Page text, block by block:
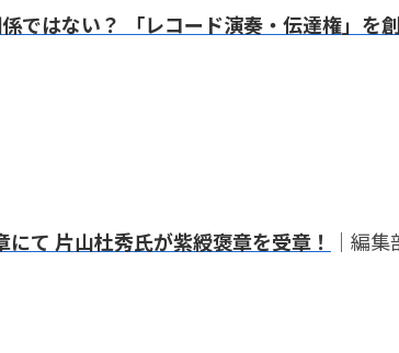
ではない？ 「レコード演奏・伝達権」を
て 片山杜秀氏が紫綬褒章を受章！
｜編集